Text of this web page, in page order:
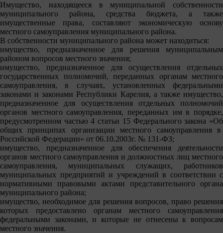
Имущество, находящееся в муниципальной собственности
муниципального района, средства бюджета, а также
имущественные права, составляют экономическую основу
местного самоуправления муниципального района.
В собственности муниципального района может находиться:
имущество, предназначенное для решения муниципальным
районом вопросов местного значения;
имущество, предназначенное для осуществления отдельных
государственных полномочий, переданных органам местного
самоуправления, в случаях, установленных федеральными
законами и законами Республики Карелия, а также имущество,
предназначенное для осуществления отдельных полномочий
органов местного самоуправления, переданных им в порядке,
предусмотренном частью 4 статьи 15 Федерального закона «Об
общих принципах организации местного самоуправления в
Российской Федерации» от 06.10.2003г. № 131-ФЗ;
имущество, предназначенное для обеспечения деятельности
органов местного самоуправления и должностных лиц местного
самоуправления, муниципальных служащих, работников
муниципальных предприятий и учреждений в соответствии с
нормативными правовыми актами представительного органа
муниципального района;
имущество, необходимое для решения вопросов, право решения
которых предоставлено органам местного самоуправления
федеральными законами, и которые не отнесены к вопросам
местного значения.